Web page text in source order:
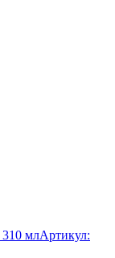
млАртикул: